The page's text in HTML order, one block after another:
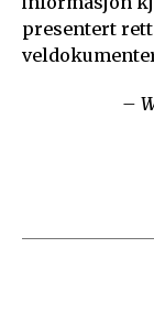
presentert
–